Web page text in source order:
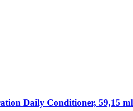
Daily Conditioner, 59,15 ml